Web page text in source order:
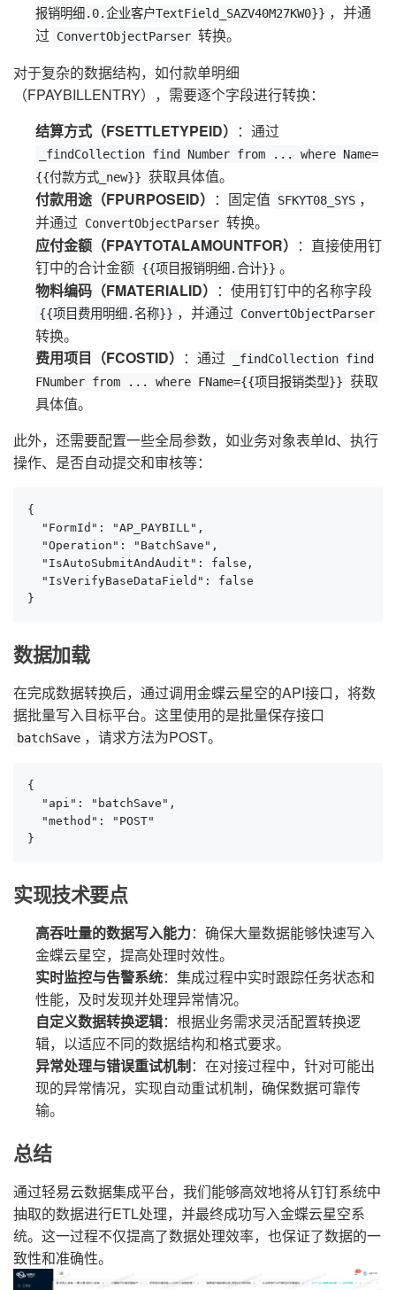
报销明细.0.企业客户TextField_SAZV40M27KW0}} ，并通
过
ConvertObjectParser 转换。
对于复杂的数据结构，如付款单明细
（FPAYBILLENTRY），需要逐个字段进行转换：
结算方式（FSETTLETYPEID） ：通过
_findCollection find Number from ... where Name=
{{付款方式_new}} 获取具体值。
付款用途（FPURPOSEID） ：固定值 SFKYT08_SYS ，
并通过
ConvertObjectParser 转换。
应付金额（FPAYTOTALAMOUNTFOR） ：直接使用钉
钉中的合计金额 {{项目报销明细.合计}} 。
物料编码（FMATERIALID） ：使用钉钉中的名称字段
{{项目费用明细.名称}} ，并通过 ConvertObjectParser
转换。
费用项目（FCOSTID） ：通过
_findCollection find
FNumber from ... where FName={{项目报销类型}} 获取
具体值。
此外，还需要配置一些全局参数，如业务对象表单Id、执行
操作、是否自动提交和审核等：
{
  "FormId": "AP_PAYBILL",
  "Operation": "BatchSave",
  "IsAutoSubmitAndAudit": false,
  "IsVerifyBaseDataField": false
}
数据加载
在完成数据转换后，通过调用金蝶云星空的API接口，将数
据批量写入目标平台。这里使用的是批量保存接口
batchSave ，请求方法为POST。
{
  "api": "batchSave",
  "method": "POST"
}
实现技术要点
高吞吐量的数据写入能力：确保大量数据能够快速写入
金蝶云星空，提高处理时效性。
实时监控与告警系统：集成过程中实时跟踪任务状态和
性能，及时发现并处理异常情况。
自定义数据转换逻辑：根据业务需求灵活配置转换逻
辑，以适应不同的数据结构和格式要求。
异常处理与错误重试机制：在对接过程中，针对可能出
现的异常情况，实现自动重试机制，确保数据可靠传
输。
总结
通过轻易云数据集成平台，我们能够高效地将从钉钉系统中
抽取的数据进行ETL处理，并最终成功写入金蝶云星空系
统。这一过程不仅提高了数据处理效率，也保证了数据的一
致性和准确性。